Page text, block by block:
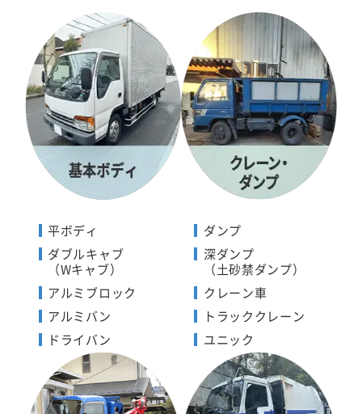
平ボディ
ダブルキャブ
（Wキャブ）
アルミブロック
アルミバン
ドライバン
ダンプ
深ダンプ
（土砂禁ダンプ）
クレーン車
トラッククレーン
ユニック